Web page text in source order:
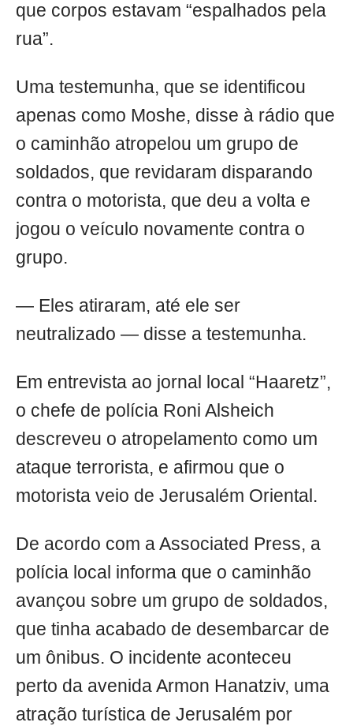
que corpos estavam “espalhados pela
rua”.
Uma testemunha, que se identificou
apenas como Moshe, disse à rádio que
o caminhão atropelou um grupo de
soldados, que revidaram disparando
contra o motorista, que deu a volta e
jogou o veículo novamente contra o
grupo.
— Eles atiraram, até ele ser
neutralizado — disse a testemunha.
Em entrevista ao jornal local “Haaretz”,
o chefe de polícia Roni Alsheich
descreveu o atropelamento como um
ataque terrorista, e afirmou que o
motorista veio de Jerusalém Oriental.
De acordo com a Associated Press, a
polícia local informa que o caminhão
avançou sobre um grupo de soldados,
que tinha acabado de desembarcar de
um ônibus. O incidente aconteceu
perto da avenida Armon Hanatziv, uma
atração turística de Jerusalém por